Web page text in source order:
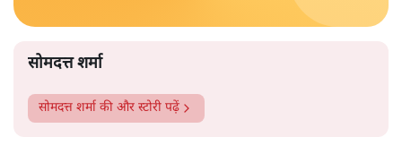
सोमदत्त शर्मा
सोमदत्त शर्मा की और स्टोरी पढ़ें